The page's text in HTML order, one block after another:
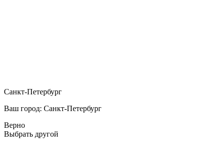
Санкт-Петербург
Ваш город: Санкт-Петербург
Верно
Выбрать другой